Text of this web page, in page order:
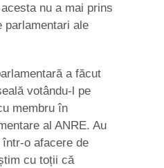
nu a mai prins
parlamentari ale
a făcut
votându-l pe
membru în
al ANRE. Au
o afacere de
cu toții că